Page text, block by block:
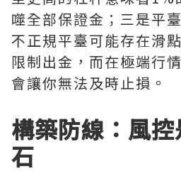
噬全部保證金；三是平
不正規平臺可能存在滑
限制出金，而在極端行
會讓你無法及時止損。
構築防線：風
石